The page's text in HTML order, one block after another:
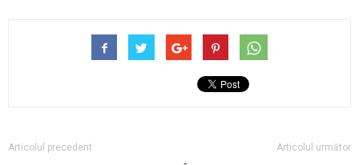
Articolul precedent Articolul următor